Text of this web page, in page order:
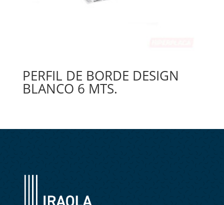
PERFIL DE BORDE DESIGN
BLANCO 6 MTS.